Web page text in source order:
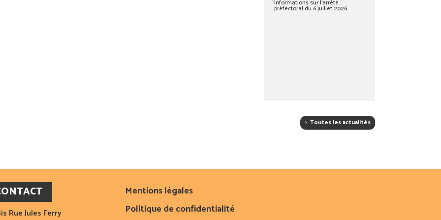
Informations sur l’arrêté
préfectoral du 6 juillet 2026
Toutes les actualités
Rue Jules Ferry
Mentions légales
Politique de confidentialité